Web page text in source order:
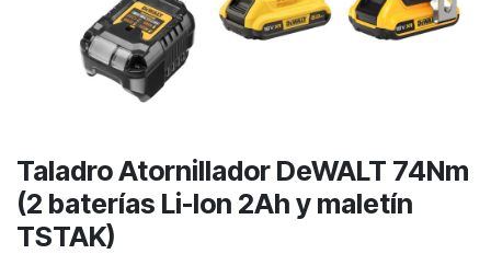
Taladro Atornillador DeWALT 74Nm
(2 baterías Li-Ion 2Ah y maletín
TSTAK)